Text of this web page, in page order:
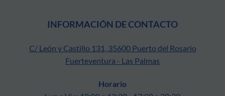
INFORMACIÓN DE CONTACTO
C/ León y Castillo 131, 35600 Puerto del Rosario
Fuerteventura - Las Palmas
Horario